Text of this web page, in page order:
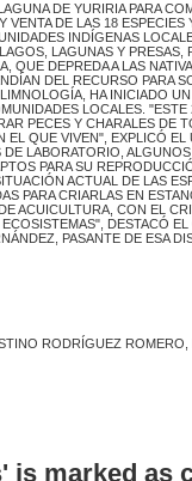
DE YURIRIA PARA
DE LAS 18
INDÍGENAS
LAGUNAS Y
DEPREDA A LAS
DEL RECURSO PARA
HA INICIADO
LOCALES.
PECES Y CHARALES DE
QUE VIVEN", EXPLICÓ
LABORATORIO,
PARA SU
ACTUAL DE LAS
PARA CRIARLAS EN
ACUICULTURA, CON EL
DESTACÓ
PASANTE DE ESA
RODRÍGUEZ
is marked as